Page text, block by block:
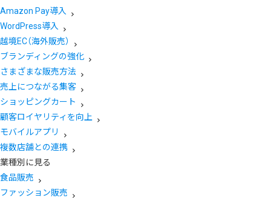
Amazon Pay導入
WordPress導入
越境EC（海外販売）
ブランディングの強化
さまざまな販売方法
売上につながる集客
ショッピングカート
顧客ロイヤリティを向上
モバイルアプリ
複数店舗との連携
業種別に見る
食品販売
ファッション販売